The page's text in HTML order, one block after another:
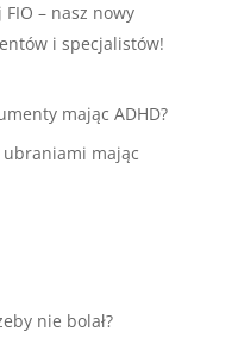
– nasz nowy
i specjalistów!
mając ADHD?
ubraniami mając
nie bolał?